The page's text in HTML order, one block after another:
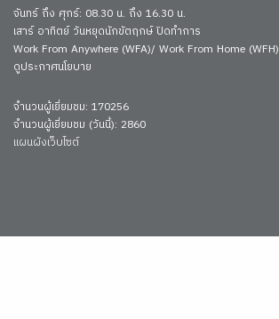
จันทร์ ถึง ศุกร์: 08.30 น. ถึง 16.30 น.
เสาร์ อาทิตย์ วันหยุดนักขัตฤกษ์ ปิดทำการ
Work From Anywhere (WFA)/ Work From Home (WFH)
ดูประกาศนโยบาย
จำนวนผู้เยี่ยมชม: 170256
จำนวนผู้เยี่ยมชม (วันนี้): 2860
แผนผังเว็บไซต์